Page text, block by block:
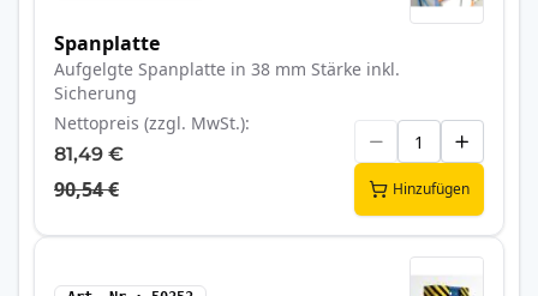
Spanplatte
Aufgelgte Spanplatte in 38 mm Stärke inkl.
Sicherung
Nettopreis (zzgl. MwSt.)
81,49 €
90,54 € Hinzufügen